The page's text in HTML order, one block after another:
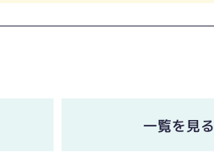
一覧を見る